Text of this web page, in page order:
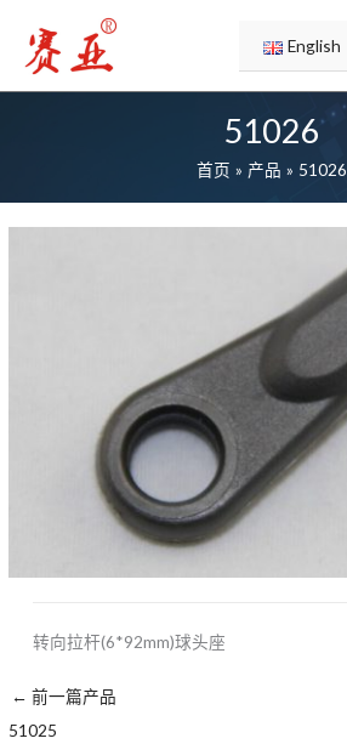
容
English
51026
首页 产品 51026
转向拉杆(6*92mm)球头座
← 前一篇产品
51025